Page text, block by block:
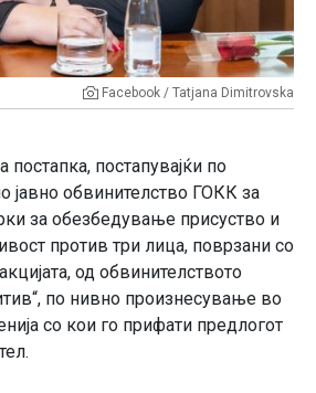
Facebook / Tatjana Dimitrovska
постапка, постапувајќи по
јавно обвинителство ГОКК за
за обезбедување присуство и
против три лица, поврзани со
од обвинителството
по нивно произнесување во
со кои го прифати предлогот